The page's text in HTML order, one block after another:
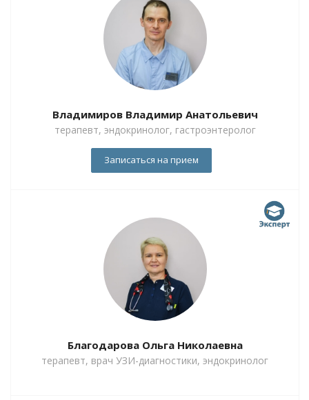
Владимиров Владимир Анатольевич
терапевт, эндокринолог, гастроэнтеролог
Записаться на прием
Благодарова Ольга Николаевна
терапевт, врач УЗИ-диагностики, эндокринолог